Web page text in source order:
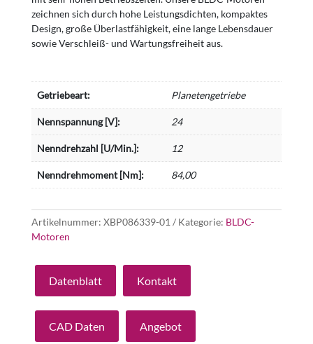
zeichnen sich durch hohe Leistungsdichten, kompaktes
Design, große Überlastfähigkeit, eine lange Lebensdauer
sowie Verschleiß- und Wartungsfreiheit aus.
Getriebeart: Planetengetriebe
Nennspannung [V]: 24
Nenndrehzahl [U/Min.]: 12
Nenndrehmoment [Nm]: 84,00
Artikelnummer: XBP086339-01 Kategorie: BLDC-
Motoren
Datenblatt Kontakt
CAD Daten Angebot